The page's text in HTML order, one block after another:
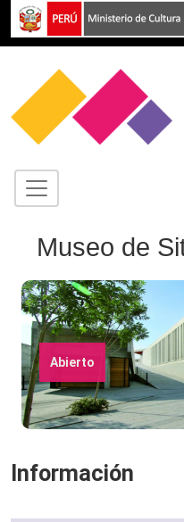
Museo de
Abierto
Información